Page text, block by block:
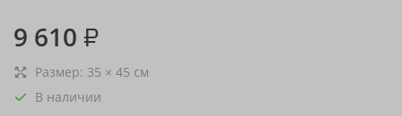
9 610 ₽
Размер: 35 × 45 см
В наличии